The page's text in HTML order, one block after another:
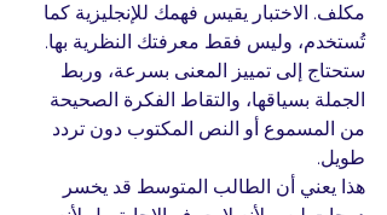
مكلف. الاختبار يقيس فهمك للإنجليزية كما
تُستخدم، وليس فقط معرفتك النظرية بها.
ستحتاج إلى تمييز المعنى بسرعة، وربط
الجملة بسياقها، والتقاط الفكرة الصحيحة
من المسموع أو النص المكتوب دون تردد
طويل.
هذا يعني أن الطالب المتوسط قد يخسر